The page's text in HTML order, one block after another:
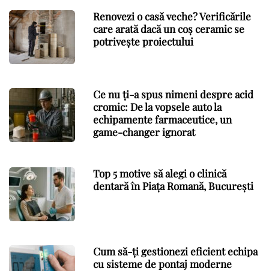
Renovezi o casă veche? Verificările
care arată dacă un coș ceramic se
potrivește proiectului
Ce nu ți-a spus nimeni despre acid
cromic: De la vopsele auto la
echipamente farmaceutice, un
game-changer ignorat
Top 5 motive să alegi o clinică
dentară în Piața Romană, București
Cum să-ți gestionezi eficient echipa
cu sisteme de pontaj moderne